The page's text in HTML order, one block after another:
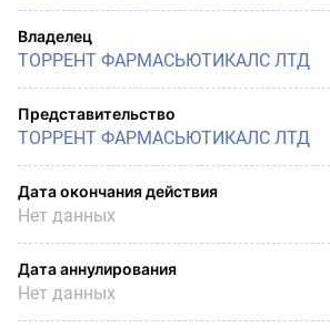
Владелец
ТОРРЕНТ ФАРМАСЬЮТИКАЛС ЛТД
Представительство
ТОРРЕНТ ФАРМАСЬЮТИКАЛС ЛТД
Дата окончания действия
Нет данных
Дата аннулирования
Нет данных